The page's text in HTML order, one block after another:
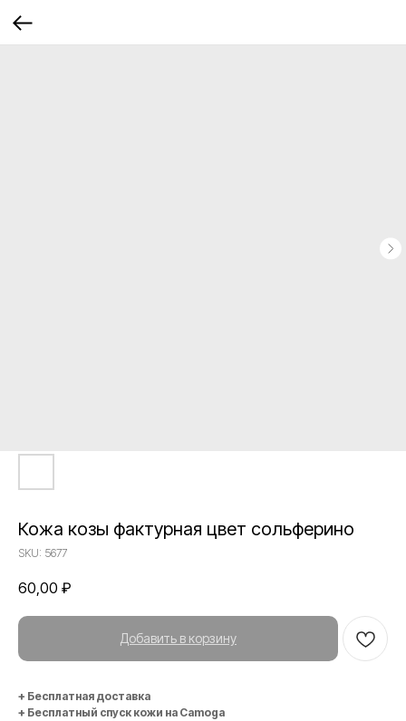
Кожа козы фактурная цвет сольферино
SKU: 5677
60,00 ₽
Добавить в корзину
+ Бесплатная доставка
+ Бесплатный спуск кожи на Camoga